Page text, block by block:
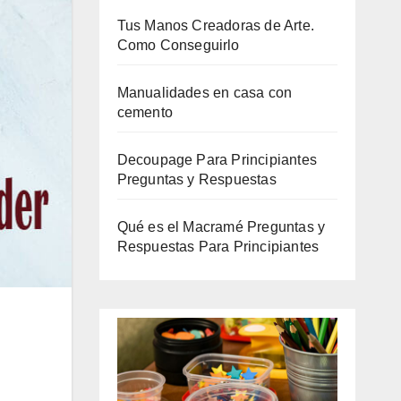
Tus Manos Creadoras de Arte.
Como Conseguirlo
Manualidades en casa con
cemento
Decoupage Para Principiantes
Preguntas y Respuestas
Qué es el Macramé Preguntas y
Respuestas Para Principiantes